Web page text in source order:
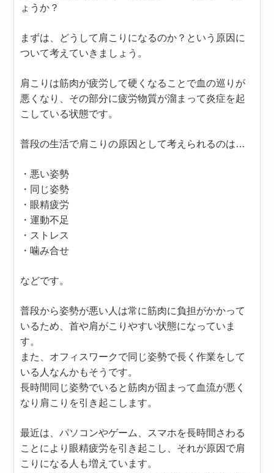
ょうか？
まずは、どうして肩こりになるのか？という原因に
ついて考えていきましょう。
肩こりは筋肉が疲労して硬くなることで血の巡りが
悪くなり、その部分に疲労物質が溜まって炎症を起
こしている状態です。
普段の生活で肩こりの原因として考えられるのは…
・悪い姿勢
・同じ姿勢
・眼精疲労
・運動不足
・ストレス
・噛み合せ
などです。
普段から姿勢が悪い人は常に筋肉に負担がかかって
いるため、首や肩がこりやすい状態になっていま
す。
また、オフィスワークで同じ姿勢で長く作業をして
いる人なんかもそうです。
長時間同じ姿勢でいると筋肉が固まって血流が悪く
なり肩こりを引き起こします。
最近は、パソコンやゲーム、スマホを長時間さわる
ことにより眼精疲労を引き起こし、それが原因で肩
こりになる人も増えています。